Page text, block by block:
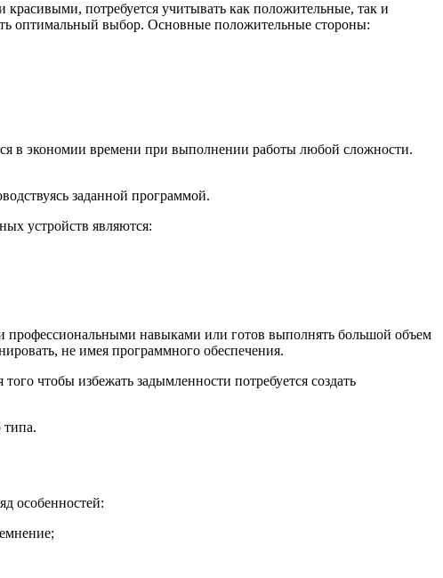
потребуется учитывать как положительные, так и
оптимальный выбор. Основные положительные стороны:
в экономии времени при выполнении работы любой сложности.
заданной программой.
устройств являются:
профессиональными навыками или готов выполнять большой объем
не имея программного обеспечения.
чтобы избежать задымленности потребуется создать
типа.
особенностей: